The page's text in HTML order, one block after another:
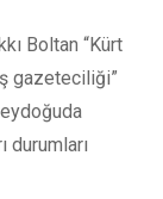
Boltan “Kürt
gazeteciliği”
durumları